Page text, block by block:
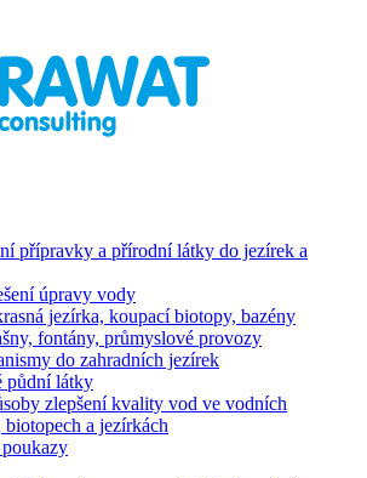
přípravky a přírodní látky do jezírek a
úpravy vody
jezírka, koupací biotopy, bazény
fontány, průmyslové provozy
do zahradních jezírek
půdní látky
zlepšení kvality vod ve vodních
biotopech a jezírkách